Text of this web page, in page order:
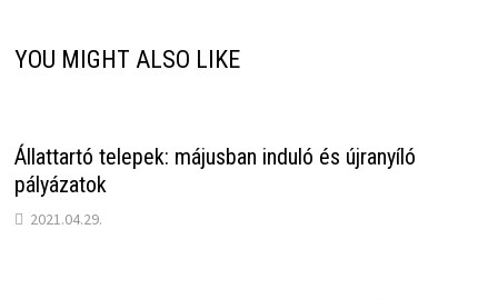
YOU MIGHT ALSO LIKE
Állattartó telepek: májusban induló és újranyíló
pályázatok
2021.04.29.